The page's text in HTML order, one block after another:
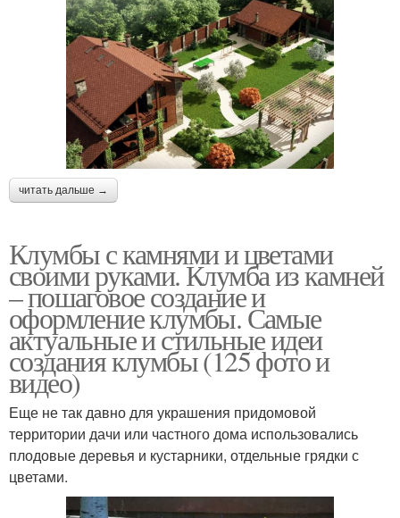
читать дальше →
Клумбы с камнями и цветами
своими руками. Клумба из камней
– пошаговое создание и
оформление клумбы. Самые
актуальные и стильные идеи
создания клумбы (125 фото и
видео)
Еще не так давно для украшения придомовой
территории дачи или частного дома использовались
плодовые деревья и кустарники, отдельные грядки с
цветами.